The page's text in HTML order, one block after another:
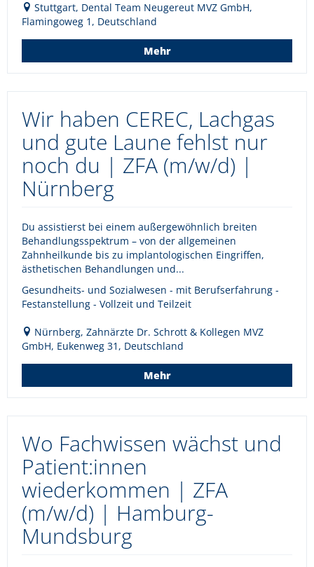
Stuttgart, Dental Team Neugereut MVZ GmbH,
Flamingoweg 1, Deutschland
Mehr
Wir haben CEREC, Lachgas
und gute Laune fehlst nur
noch du | ZFA (m/w/d) |
Nürnberg
Du assistierst bei einem außergewöhnlich breiten
Behandlungsspektrum – von der allgemeinen
Zahnheilkunde bis zu implantologischen Eingriffen,
ästhetischen Behandlungen und...
Gesundheits- und Sozialwesen - mit Berufserfahrung -
Festanstellung - Vollzeit und Teilzeit
Nürnberg, Zahnärzte Dr. Schrott & Kollegen MVZ
GmbH, Eukenweg 31, Deutschland
Mehr
Wo Fachwissen wächst und
Patient:innen
wiederkommen | ZFA
(m/w/d) | Hamburg-
Mundsburg